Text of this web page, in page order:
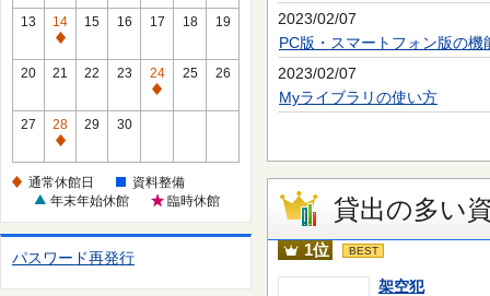
常
休
館
13
14
通
常
館
日
15 16 17 18 19
20 21 22 23
24
通
館
日
25 26
27
28
通
休
日
29 30
通常休館日
資料整備
年末年始休館
臨時休館
パスワード再発行
2023/02/07
PC版・スマートフォン版の機
2023/02/07
Myライブラリの使い方
貸出の多い
1位 BEST
架空犯